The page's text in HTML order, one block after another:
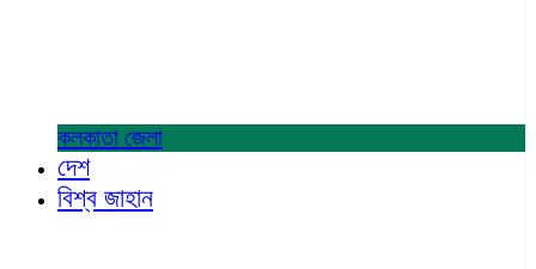
কলকাতা জেলা
দেশ
বিশ্ব জাহান